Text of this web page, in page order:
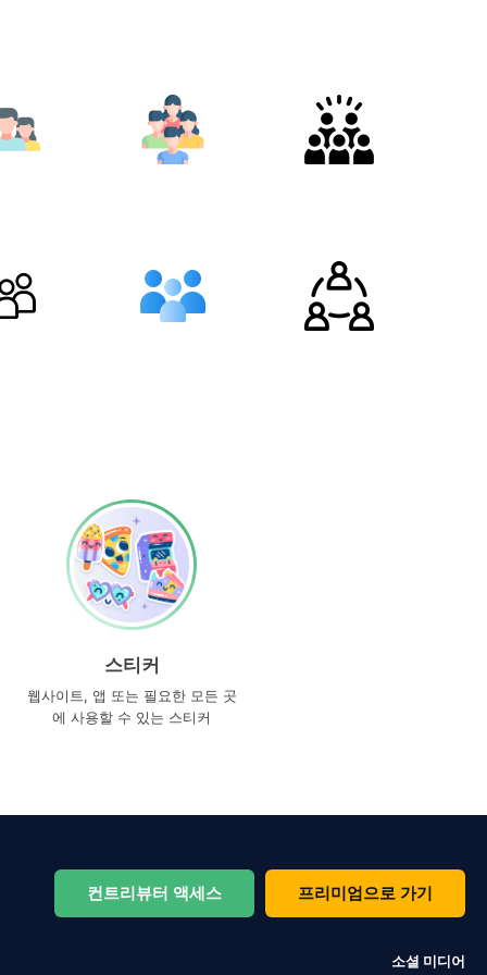
스티커
웹사이트, 앱 또는 필요한 모든 곳
에 사용할 수 있는 스티커
컨트리뷰터 액세스 프리미엄으로 가기
소셜 미디어